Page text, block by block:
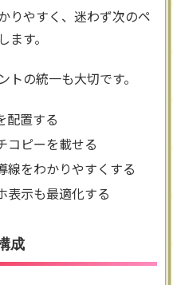
りやすく、迷わず次のペ
す。
の統一も大切です。
配置する
コピーを載せる
線をわかりやすくする
表示も最適化する
成